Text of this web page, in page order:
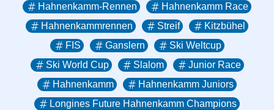
Hahnenkamm-Rennen
Hahnenkamm Race
Hahnenkammrennen
Streif
Kitzbühel
FIS
Ganslern
Ski Weltcup
Ski World Cup
Slalom
Junior Race
Hahnenkamm
Hahnenkamm Juniors
Longines Future Hahnenkamm Champions